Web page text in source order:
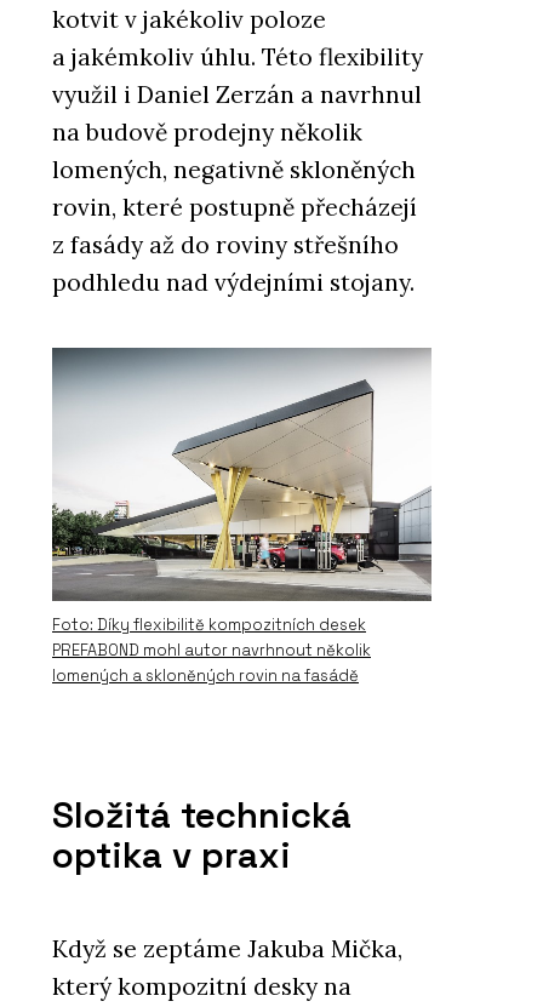
kotvit v jakékoliv poloze
a jakémkoliv úhlu. Této flexibility
využil i Daniel Zerzán a navrhnul
na budově prodejny několik
lomených, negativně skloněných
rovin, které postupně přecházejí
z fasády až do roviny střešního
podhledu nad výdejními stojany.
Foto: Díky flexibilitě kompozitních desek
PREFABOND mohl autor navrhnout několik
lomených a skloněných rovin na fasádě
Složitá technická
optika v praxi
Když se zeptáme Jakuba Mička,
který kompozitní desky na